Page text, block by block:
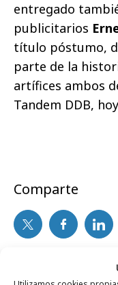
entregado
publicitarios
título póstumo,
parte de la
artífices ambos
Tandem DDB, hoy
Comparte
Noticias